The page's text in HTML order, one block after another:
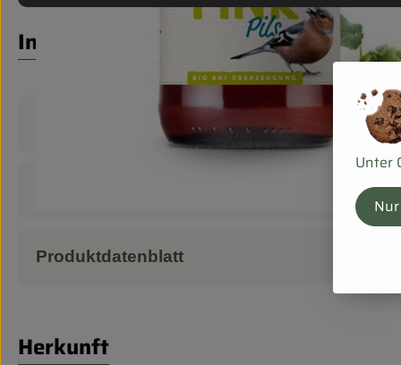
Info
Produktinformationen
Produktdatenblatt
Herkunft
Unter